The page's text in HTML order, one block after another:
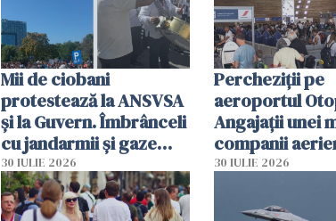
Mii de ciobani
protestează la ANSVSA
și la Guvern. Îmbrânceli
cu jandarmii și gaze
lacrimogene
30 IULIE 2026
Percheziții pe
aeroportul
Angajații unei
companii
parfumuri,
vânzării
30 IULIE 2026